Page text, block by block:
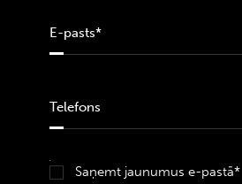
Saņemt jaunumus e-pastā*